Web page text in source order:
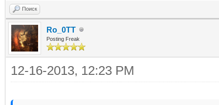
Поиск
Ro_0TT
Posting Freak
12-16-2013, 12:23 PM